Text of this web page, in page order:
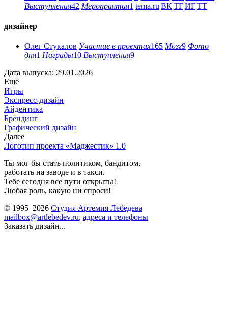
Выступления42 Мероприятия1 tema.ru|ВК|ТГ|ИГ|ТТ
дизайнер
Олег Стукалов Участие в проектах165 Мозг9 Фото
дня1 Награды10 Выступления9
Дата выпуска: 29.01.2026
Еще
Игры
Экспресс-дизайн
Айдентика
Брендинг
Графический дизайн
Далее
Логотип проекта «Маджестик» 1.0
Ты мог бы стать политиком, бандитом,
работать на заводе и в такси.
Тебе сегодня все пути открыты!
Любая роль, какую ни спроси!
© 1995–2026 Студия Артемия Лебедева
mailbox@artlebedev.ru, адреса и телефоны
Заказать дизайн...